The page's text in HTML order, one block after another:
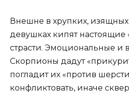
Внешне в хрупких,
девушках кипят настоящие
страсти. Эмоциональные
Скорпионы дадут
погладит их «против
конфликтовать, иначе